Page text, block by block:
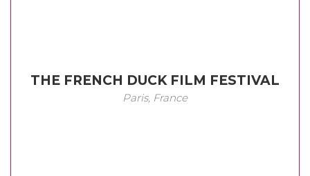
THE FRENCH DUCK FILM FESTIVAL
Paris, France